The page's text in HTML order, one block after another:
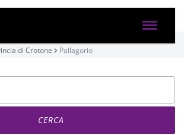
di Crotone Pallagorio